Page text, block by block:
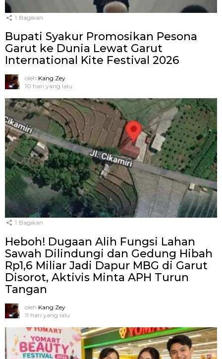
1 Bagikan
Bupati Syakur Promosikan Pesona
Garut ke Dunia Lewat Garut
International Kite Festival 2026
oleh Kang Zey
10 hari yang lalu
1 Bagikan
Heboh! Dugaan Alih Fungsi Lahan
Sawah Dilindungi dan Gedung Hibah
Rp1,6 Miliar Jadi Dapur MBG di Garut
Disorot, Aktivis Minta APH Turun
Tangan
oleh Kang Zey
11 hari yang lalu